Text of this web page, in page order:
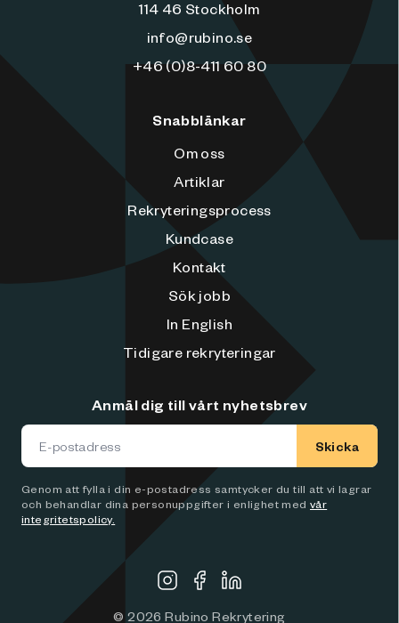
114 46 Stockholm
info@rubino.se
+46 (0)8-411 60 80
Snabblänkar
Om oss
Artiklar
Rekryteringsprocess
Kundcase
Kontakt
Sök jobb
In English
Tidigare rekryteringar
Anmäl dig till vårt nyhetsbrev
Skicka
Genom att fylla i din e-postadress samtycker du till att vi lagrar
och behandlar dina personuppgifter i enlighet med vår
integritetspolicy.
©2026 Rubino Rekrytering